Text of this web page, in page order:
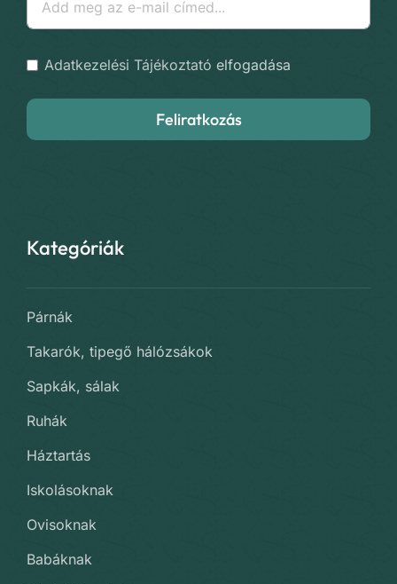
Adatkezelési Tájékoztató elfogadása
Feliratkozás
Kategóriák
Párnák
Takarók, tipegő hálózsákok
Sapkák, sálak
Ruhák
Háztartás
Iskolásoknak
Ovisoknak
Babáknak